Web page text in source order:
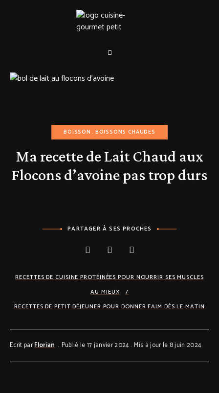
BOISSON BOISSONS CHAUDES
Ma recette de Lait Chaud aux
Flocons d’avoine pas trop durs
PARTAGER À SES PROCHES
RECETTES DE CUISINE PROTÉINÉES POUR NOURRIR SES MUSCLES
AU MIEUX
RECETTES DE PETIT DÉJEUNER POUR DONNER FAIM DÈS LE MATIN
Ecrit parFlorian Publié le 17 janvier 2024 Mis à jour le 8 juin 2024